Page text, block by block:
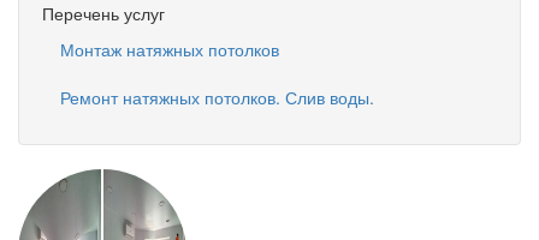
Перечень услуг
Монтаж натяжных потолков
Ремонт натяжных потолков. Слив воды.